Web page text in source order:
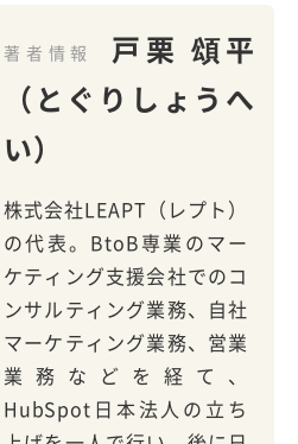
著者情報
戸栗 頌平
（とぐりしょうへ
い）
株式会社LEAPT（レプト）
の代表。BtoB専業のマー
ケティング支援会社でのコ
ンサルティング業務、自社
マーケティング業務、営業
業務などを経て、
HubSpot日本法人の立ち